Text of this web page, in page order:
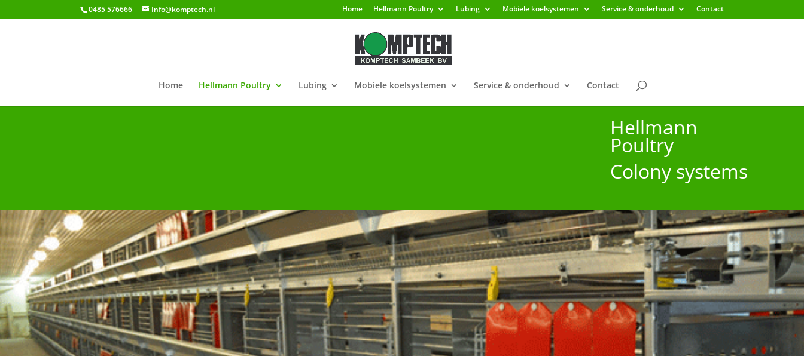
0485 576666 Info@komptech.nl Home Hellmann Poultry Lubing Mobiele koelsystemen Service & onderhoud Contact
Home Hellmann Poultry Lubing Mobiele koelsystemen Service & onderhoud Contact
Hellmann
Poultry
Colony systems